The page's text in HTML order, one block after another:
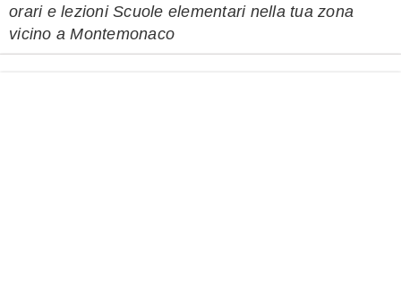
orari e lezioni Scuole elementari nella tua zona
vicino a Montemonaco